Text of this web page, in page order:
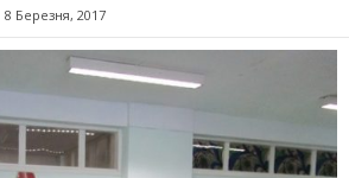
8 Березня, 2017